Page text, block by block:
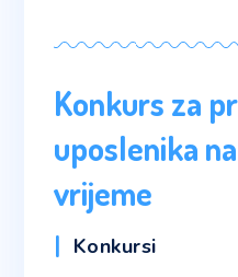
Konkurs za
uposlenika
vrijeme
Categories
Konkursi